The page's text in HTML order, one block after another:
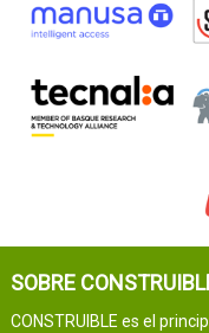
SOBRE
CONSTRUIBLE es el